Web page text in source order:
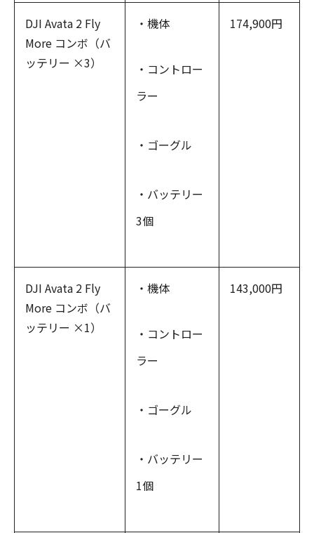
DJI Avata 2 Fly
More コンボ（バ
ッテリー ×3）
・機体
・コントロー
ラー
・ゴーグル
・バッテリー
3個
174,900円
DJI Avata 2 Fly
More コンボ（バ
ッテリー ×1）
・機体
・コントロー
ラー
・ゴーグル
・バッテリー
1個
143,000円